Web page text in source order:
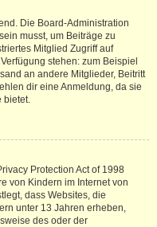
Die Board-Administration
musst, um Beiträge zu
Mitglied Zugriff auf
stehen: zum Beispiel
an andere Mitglieder, Beitritt
dir eine Anmeldung, da sie
bietet.
Protection Act of 1998
von Kindern im Internet von
dass Websites, die
unter 13 Jahren erheben,
des oder der